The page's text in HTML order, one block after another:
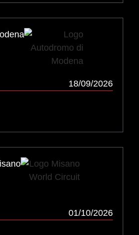
18/09/2026
01/10/2026